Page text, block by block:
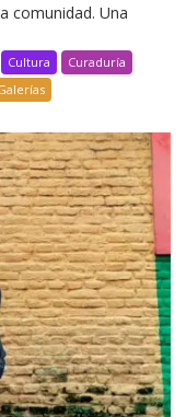
comunidad. Una
Cultura
Curaduría